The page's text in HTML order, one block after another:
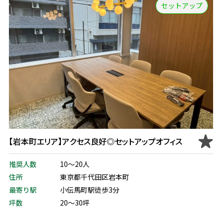
セットアップ
【岩本町エリア】アクセス良好◎セットアップオフィス
推奨人数
10～20人
住所
東京都千代田区岩本町
最寄り駅
小伝馬町駅徒歩3分
坪数
20～30坪